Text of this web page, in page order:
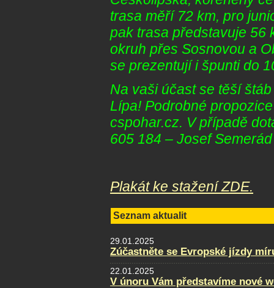
trasa měří 72 km, pro
pak trasa představuje 56
okruh přes Sosnovou a
se prezentují i špunti do
Na vaši účast se těší
Lípa! Podrobné
cspohar.cz. V případě
605 184 – Josef Semerád
Plakát ke stažení ZDE.
Seznam aktualit
29.01.2025
Zúčastněte se Evropské jízdy
22.01.2025
V únoru Vám představíme nové